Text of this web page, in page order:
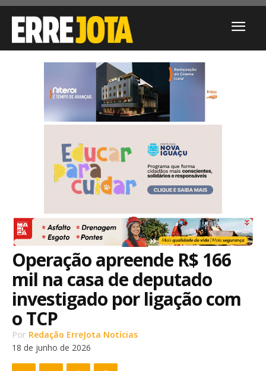
Operação apreende R$ 166
mil na casa de deputado
investigado por ligação com
o TCP
Por Redação ErreJota Notícias
18 de junho de 2026